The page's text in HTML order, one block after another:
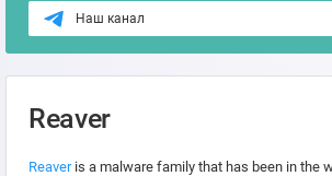
Наш канал
Reaver
Reaveris a malware family that has been in the